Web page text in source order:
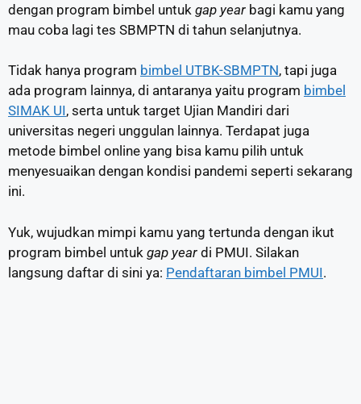
dengan program bimbel untuk gap year bagi kamu yang
mau coba lagi tes SBMPTN di tahun selanjutnya.
Tidak hanya program bimbel UTBK-SBMPTN, tapi juga
ada program lainnya, di antaranya yaitu program bimbel
SIMAK UI, serta untuk target Ujian Mandiri dari
universitas negeri unggulan lainnya. Terdapat juga
metode bimbel online yang bisa kamu pilih untuk
menyesuaikan dengan kondisi pandemi seperti sekarang
ini.
Yuk, wujudkan mimpi kamu yang tertunda dengan ikut
program bimbel untuk gap year di PMUI. Silakan
langsung daftar di sini ya: Pendaftaran bimbel PMUI.